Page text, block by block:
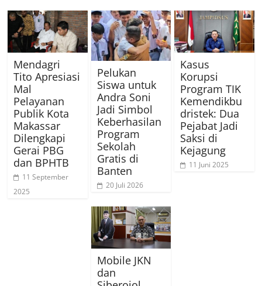
Mendagri
Tito Apresiasi
Mal
Pelayanan
Publik Kota
Makassar
Dilengkapi
Gerai PBG
dan BPHTB
11 September
2025
Pelukan
Siswa untuk
Andra Soni
Jadi Simbol
Keberhasilan
Program
Sekolah
Gratis di
Banten
20 Juli 2026
Kasus
Korupsi
Program TIK
Kemendikbu
dristek: Dua
Pejabat Jadi
Saksi di
Kejagung
11 Juni 2025
Mobile JKN
dan